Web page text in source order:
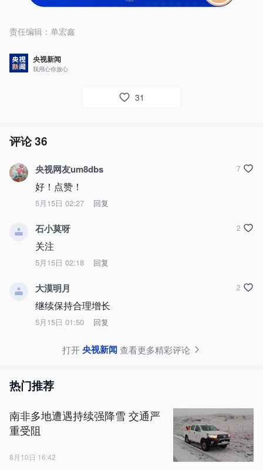
责任编辑： 单宏鑫
央视新闻
我用心你放心
31
评论36
央视网友um8dbs
好！点赞！
5月15日 02:27 回复
7
石小莫呀
关注
5月15日 02:18 回复
2
大漠明月
继续保持合理增长
5月15日 01:50 回复
2
打开央视新闻查看更多精彩评论
热门推荐
南非多地遭遇持续强降雪 交通严
重受阻
8月10日 16:42